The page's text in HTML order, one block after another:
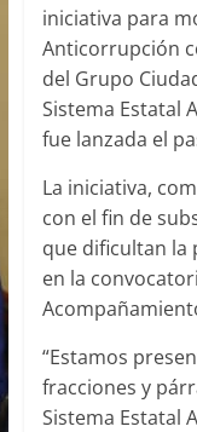
iniciativa para
Anticorrupción
del Grupo
Sistema Estatal
fue lanzada el
La iniciativa,
con el fin de
que dificultan la
en la
“Estamos
fracciones y
Sistema Estatal